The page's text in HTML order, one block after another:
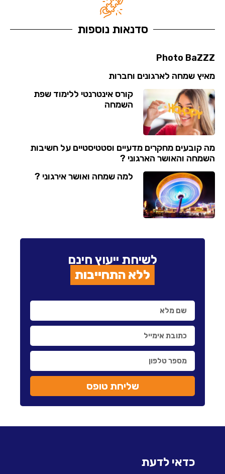
סדנאות נוספות
Photo BaZZZ​
מאיץ שמחה לארגונים וחברות
קורס אינטרנטי ללימוד שפת
השמחה
מה קובעים מחקרים מדעיים וסטטיסטיים על חשיבות
השמחה והאושר הארגוני ?
למה שמחה ואושר אירגוני ?
לשיחת ייעוץ חינם
ללא התחייבות
שליחת טופס
כדאי לדעת